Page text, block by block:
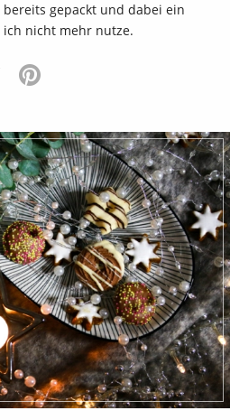
gepackt und dabei ein
ich nicht mehr nutze.